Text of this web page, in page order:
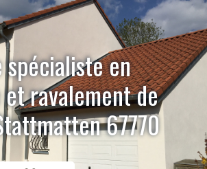
en
ravalement de
67770